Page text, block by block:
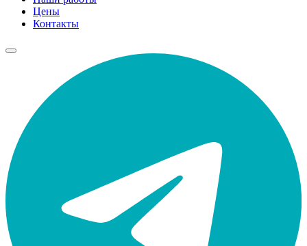
Цены
Контакты